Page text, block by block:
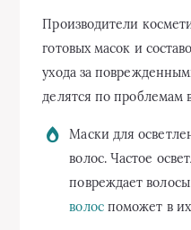
Производители
готовых масок и
ухода за
делятся по проблемам
Маски для
волос. Частое
повреждает
волоспоможет в их